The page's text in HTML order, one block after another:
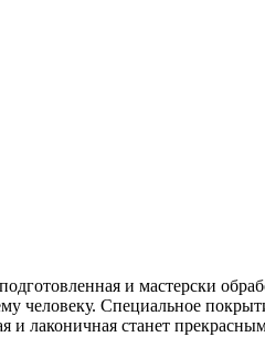
и мастерски
человеку. Специальное
и лаконичная станет